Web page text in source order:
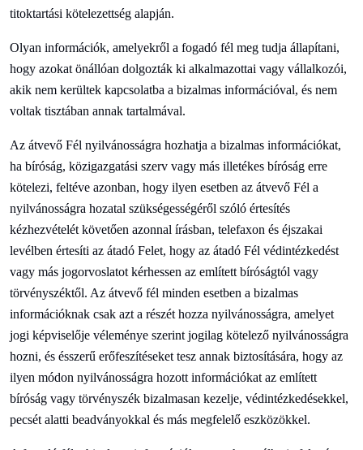
titoktartási kötelezettség alapján.
Olyan információk, amelyekről a fogadó fél meg tudja állapítani,
hogy azokat önállóan dolgozták ki alkalmazottai vagy vállalkozói,
akik nem kerültek kapcsolatba a bizalmas információval, és nem
voltak tisztában annak tartalmával.
Az átvevő Fél nyilvánosságra hozhatja a bizalmas információkat,
ha bíróság, közigazgatási szerv vagy más illetékes bíróság erre
kötelezi, feltéve azonban, hogy ilyen esetben az átvevő Fél a
nyilvánosságra hozatal szükségességéről szóló értesítés
kézhezvételét követően azonnal írásban, telefaxon és éjszakai
levélben értesíti az átadó Felet, hogy az átadó Fél védintézkedést
vagy más jogorvoslatot kérhessen az említett bíróságtól vagy
törvényszéktől. Az átvevő fél minden esetben a bizalmas
információknak csak azt a részét hozza nyilvánosságra, amelyet
jogi képviselője véleménye szerint jogilag kötelező nyilvánosságra
hozni, és ésszerű erőfeszítéseket tesz annak biztosítására, hogy az
ilyen módon nyilvánosságra hozott információkat az említett
bíróság vagy törvényszék bizalmasan kezelje, védintézkedésekkel,
pecsét alatti beadványokkal és más megfelelő eszközökkel.